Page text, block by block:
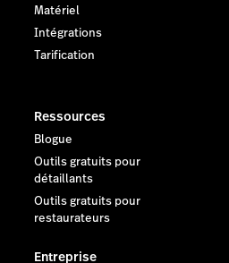
Matériel
Intégrations
Tarification
Ressources
Blogue
Outils gratuits pour
détaillants
Outils gratuits pour
restaurateurs
Entreprise